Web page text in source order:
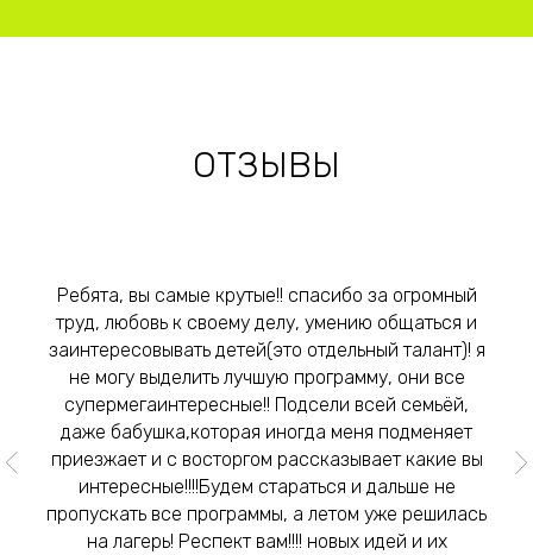
ОТЗЫВЫ
Ребята, вы самые крутые!! спасибо за огромный
труд, любовь к своему делу, умению общаться и
заинтересовывать детей(это отдельный талант)! я
не могу выделить лучшую программу, они все
супермегаинтересные!! Подсели всей семьёй,
даже бабушка,которая иногда меня подменяет
приезжает и с восторгом рассказывает какие вы
интересные!!!!Будем стараться и дальше не
пропускать все программы, а летом уже решилась
на лагерь! Респект вам!!!! новых идей и их